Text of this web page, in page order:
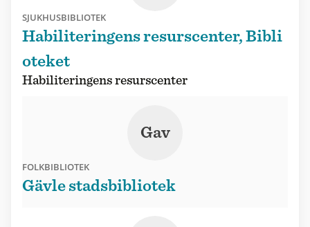
SJUKHUSBIBLIOTEK
Habiliteringens resurscenter, Bibli
oteket
Habiliteringens resurscenter
Gav
FOLKBIBLIOTEK
Gävle stadsbibliotek